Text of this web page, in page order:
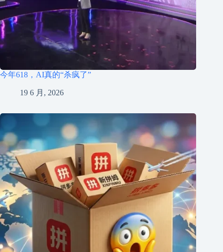
今年618，AI真的“杀疯了”
19 6 月, 2026